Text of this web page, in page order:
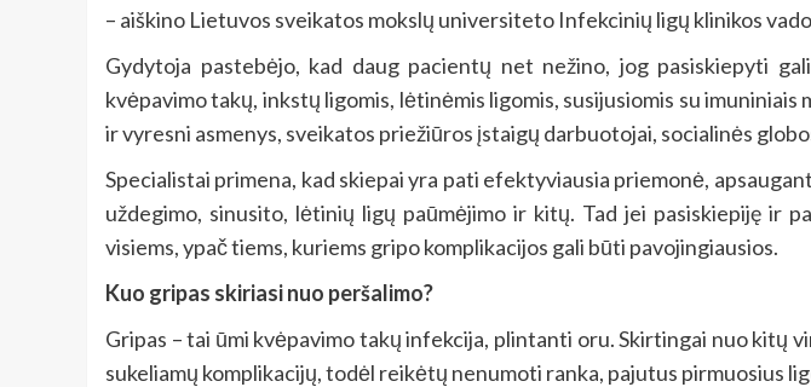
– aiškino Lietuvos sveikatos mokslų universiteto Infekcinių ligų klinikos
Gydytoja pastebėjo, kad daug pacientų net nežino, jog pasiskiepyti
kvėpavimo takų, inkstų ligomis, lėtinėmis ligomis, susijusiomis su
ir vyresni asmenys, sveikatos priežiūros įstaigų darbuotojai, socialinės
Specialistai primena, kad skiepai yra pati efektyviausia priemonė,
uždegimo, sinusito, lėtinių ligų paūmėjimo ir kitų. Tad jei pasiskiepiję ir
visiems, ypač tiems, kuriems gripo komplikacijos gali būti pavojingiausios.
Kuo gripas skiriasi nuo peršalimo?
Gripas – tai ūmi kvėpavimo takų infekcija, plintanti oru. Skirtingai nuo kitų
sukeliamų komplikacijų, todėl reikėtų nenumoti ranka, pajutus pirmuosius